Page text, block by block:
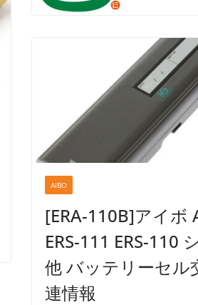
AIBO
[ERA-110B]アイボ
ERS-111 ERS-110
他 バッテリーセル
連情報